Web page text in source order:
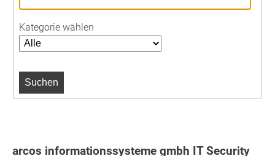
Kategorie wählen
arcos informationssysteme gmbh IT Security